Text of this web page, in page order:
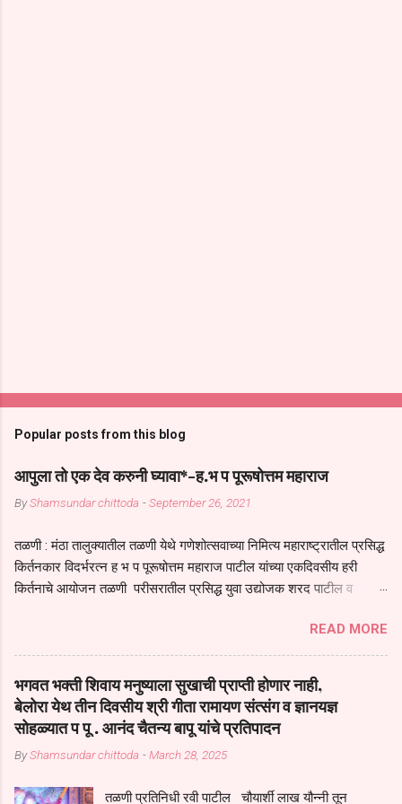
Popular posts from this blog
आपुला तो एक देव करुनी घ्यावा*-ह.भ प पूरूषोत्तम महाराज
ByShamsundar chittoda -September 26, 2021
तळणी : मंठा तालुक्यातील तळणी येथे गणेशोत्सवाच्या निमित्य महाराष्ट्रातील प्रसिद्ध
किर्तनकार विदर्भरत्न ह भ प पूरूषोत्तम महाराज पाटील यांच्या एकदिवसीय हरी
किर्तनाचे आयोजन तळणी परीसरातील प्रसिद्ध युवा उद्योजक शरद पाटील व
तुकाराम महाराज यांच्या *आपुला तो एक देव करुनी घ्यावा* *तेणे विन जिवा सुख
नोहे* *येरती माईक दुःखाची जनीती* *नाही आदी अंती अवसान* या अभंगावर
सुंदर निरूपण केले सध्य स्थितीचा काळ हा मानव जातीच्या परीक्षेचा काळ आहे
धर्ममंडपात बसलेली लोक ही खरच भाग्यवान आहेत कोरोना सारख्या महामारीत आपंण
जिवंत आहोत या महामारीतून जर आपल्याला वाचायचे असेल तर धार्मीक विचाराचा
आधार आपल्याला घ्यावाच लागेल महामारीच्या काळात वारकरी सप्रदायच खूप मोठा
आधार आहे सध्य स्थितीत मानव जातीची मानसीक अवस्था सक्षम असणे गरजेचे आहे
READ MORE
भगवत भक्ती शिवाय मनुष्याला सुखाची प्राप्ती होणार नाही,
बेलोरा येथ तीन दिवसीय श्री गीता रामायण संत्संग व ज्ञानयज्ञ
सोहळ्यात प पू . आनंद चैतन्य बापू यांचे प्रतिपादन
ByShamsundar chittoda -March 28, 2025
तळणी प्रतिनिधी रवी पाटील चौयार्शी लाख यौन्नी तून